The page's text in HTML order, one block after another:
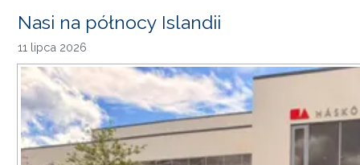
Nasi na północy Islandii
11 lipca 2026